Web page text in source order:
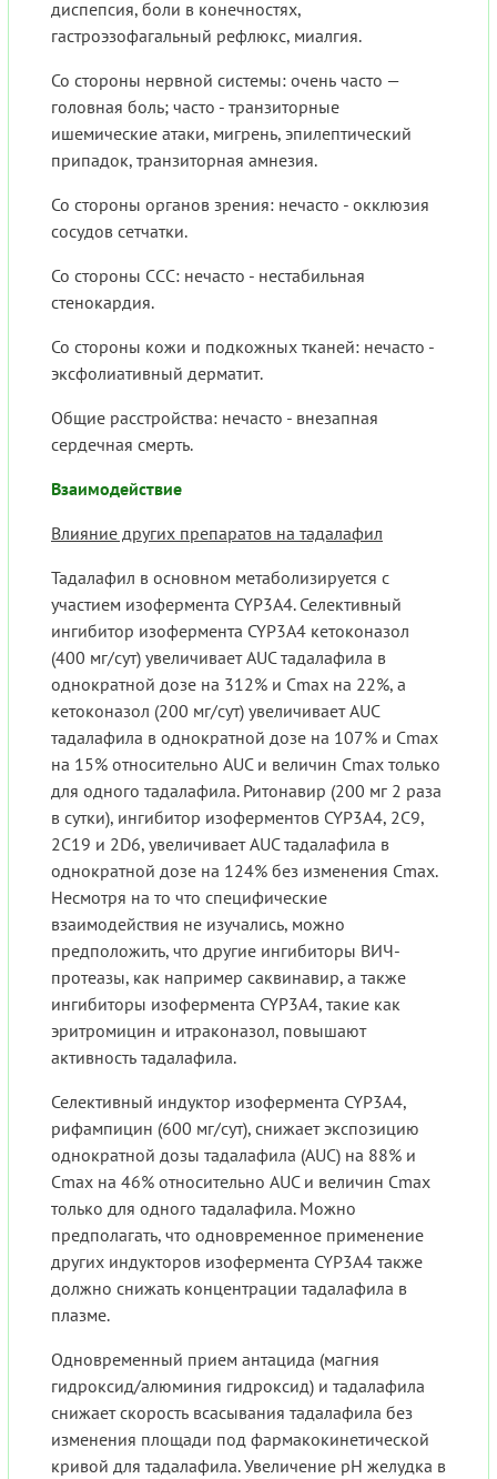
диспепсия, боли в конечностях,
гастроэзофагальный рефлюкс, миалгия.
Со стороны нервной системы: очень часто —
головная боль; часто - транзиторные
ишемические атаки, мигрень, эпилептический
припадок, транзиторная амнезия.
Со стороны органов зрения: нечасто - окклюзия
сосудов сетчатки.
Со стороны ССС: нечасто - нестабильная
стенокардия.
Со стороны кожи и подкожных тканей: нечасто -
эксфолиативный дерматит.
Общие расстройства: нечасто - внезапная
сердечная смерть.
Взаимодействие
Влияние других препаратов на тадалафил
Тадалафил в основном метаболизируется с
участием изофермента CYP3A4. Селективный
ингибитор изофермента CYP3A4 кетоконазол
(400 мг/сут) увеличивает AUC тадалафила в
однократной дозе на 312% и Cmax на 22%, а
кетоконазол (200 мг/сут) увеличивает AUC
тадалафила в однократной дозе на 107% и Cmax
на 15% относительно AUC и величин Cmax только
для одного тадалафила. Ритонавир (200 мг 2 раза
в сутки), ингибитор изоферментов CYP3A4, 2С9,
2С19 и 2D6, увеличивает AUC тадалафила в
однократной дозе на 124% без изменения Cmax.
Несмотря на то что специфические
взаимодействия не изучались, можно
предположить, что другие ингибиторы ВИЧ-
протеазы, как например саквинавир, а также
ингибиторы изофермента CYP3A4, такие как
эритромицин и итраконазол, повышают
активность тадалафила.
Селективный индуктор изофермента CYP3A4,
рифампицин (600 мг/сут), снижает экспозицию
однократной дозы тадалафила (AUC) на 88% и
Cmax на 46% относительно AUC и величин Cmax
только для одного тадалафила. Можно
предполагать, что одновременное применение
других индукторов изофермента CYP3A4 также
должно снижать концентрации тадалафила в
плазме.
Одновременный прием антацида (магния
гидроксид/алюминия гидроксид) и тадалафила
снижает скорость всасывания тадалафила без
изменения площади под фармакокинетической
кривой для тадалафила. Увеличение рН желудка в